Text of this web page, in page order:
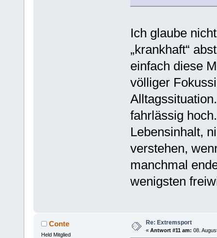
Ich glaube
„krankhaft“
einfach diese
völliger
fahrlässig
Lebensinhalt,
verstehen,
manchmal
wenigsten
Conte
Held Mitglied
Re: Extremsport
« Antwort #11 am: 08.